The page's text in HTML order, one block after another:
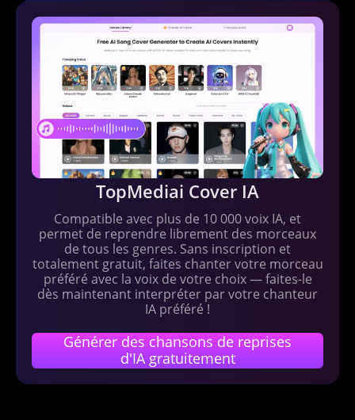
TopMediai Cover IA
Compatible avec plus de 10 000 voix IA, et
permet de reprendre librement des morceaux
de tous les genres. Sans inscription et
totalement gratuit, faites chanter votre morceau
préféré avec la voix de votre choix — faites-le
dès maintenant interpréter par votre chanteur
IA préféré !
Générer des chansons de reprises
d'IA gratuitement